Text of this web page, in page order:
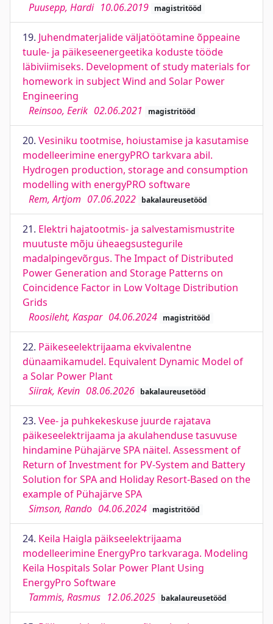
Puusepp, Hardi 10.06.2019 magistritööd
19. Juhendmaterjalide väljatöötamine õppeaine
tuule- ja päikeseenergeetika koduste tööde
läbiviimiseks. Development of study materials for
homework in subject Wind and Solar Power
Engineering
Reinsoo, Eerik 02.06.2021 magistritööd
20. Vesiniku tootmise, hoiustamise ja kasutamise
modelleerimine energyPRO tarkvara abil.
Hydrogen production, storage and consumption
modelling with energyPRO software
Rem, Artjom 07.06.2022 bakalaureusetööd
21. Elektri hajatootmis- ja salvestamismustrite
muutuste mõju üheaegsustegurile
madalpingevõrgus. The Impact of Distributed
Power Generation and Storage Patterns on
Coincidence Factor in Low Voltage Distribution
Grids
Roosileht, Kaspar 04.06.2024 magistritööd
22. Päikeseelektrijaama ekvivalentne
dünaamikamudel. Equivalent Dynamic Model of
a Solar Power Plant
Siirak, Kevin 08.06.2026 bakalaureusetööd
23. Vee- ja puhkekeskuse juurde rajatava
päikeseelektrijaama ja akulahenduse tasuvuse
hindamine Pühajärve SPA näitel. Assessment of
Return of Investment for PV-System and Battery
Solution for SPA and Holiday Resort-Based on the
example of Pühajärve SPA
Simson, Rando 04.06.2024 magistritööd
24. Keila Haigla päikseelektrijaama
modelleerimine EnergyPro tarkvaraga. Modeling
Keila Hospitals Solar Power Plant Using
EnergyPro Software
Tammis, Rasmus 12.06.2025 bakalaureusetööd